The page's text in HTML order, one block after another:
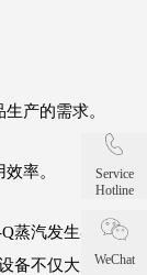
产的需求。
率。
蒸汽发生器
，完
备不仅大大降低
Service
Hotline
WeChat